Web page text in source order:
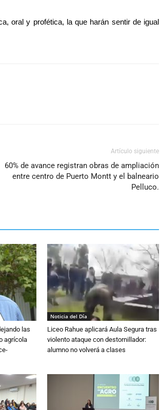
volumen.
aumentar
oral y profética, la que harán sentir de igual
Artículo siguiente
60% de avance registran obras de ampliación
entre centro de Puerto Montt y el balneario
Pelluco.
las
agrícola
Noticia del Día
Liceo Rahue aplicará Aula Segura tras
violento ataque con destornillador:
alumno no volverá a clases